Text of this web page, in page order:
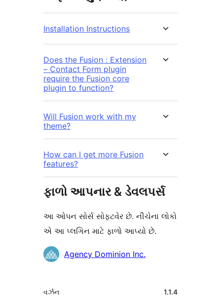
Installation Instructions
Does the Fusion : Extension
– Contact Form plugin
require the Fusion core
plugin to function?
Will Fusion work with my
theme?
How can I get more Fusion
features?
ફાળો આપનાર & ડેવલપર્સ
આ ઓપન સોર્સ સોફ્ટવેર છે. નીચેના લોકો
એ આ પ્લગિન માટે ફાળો આપ્યો છે.
ફાળો Agency Dominion Inc.
મેટા
વર્ઝન 1.1.4